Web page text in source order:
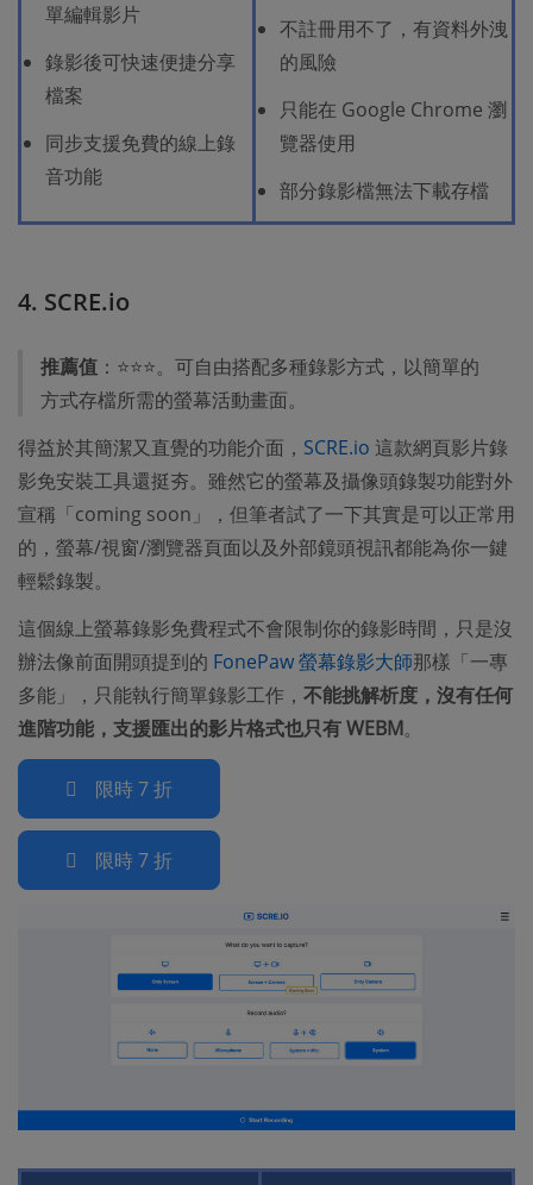
單編輯影片
錄影後可快速便捷分享
檔案
同步支援免費的線上錄
音功能
不註冊用不了，有資料外洩
的風險
只能在 Google Chrome 瀏
覽器使用
部分錄影檔無法下載存檔
4. SCRE.io
推薦值 ：⭐⭐⭐。可自由搭配多種錄影方式，以簡單的
方式存檔所需的螢幕活動畫面。
得益於其簡潔又直覺的功能介面， SCRE.io 這款網頁影片錄
影免安裝工具還挺夯。雖然它的螢幕及攝像頭錄製功能對外
宣稱「coming soon」，但筆者試了一下其實是可以正常用
的，螢幕/視窗/瀏覽器頁面以及外部鏡頭視訊都能為你一鍵
輕鬆錄製。
這個線上螢幕錄影免費程式不會限制你的錄影時間，只是沒
辦法像前面開頭提到的 FonePaw 螢幕錄影大師那樣「一專
多能」，只能執行簡單錄影工作， 不能挑解析度，沒有任何
進階功能，支援匯出的影片格式也只有 WEBM。
限時 7 折
限時 7 折